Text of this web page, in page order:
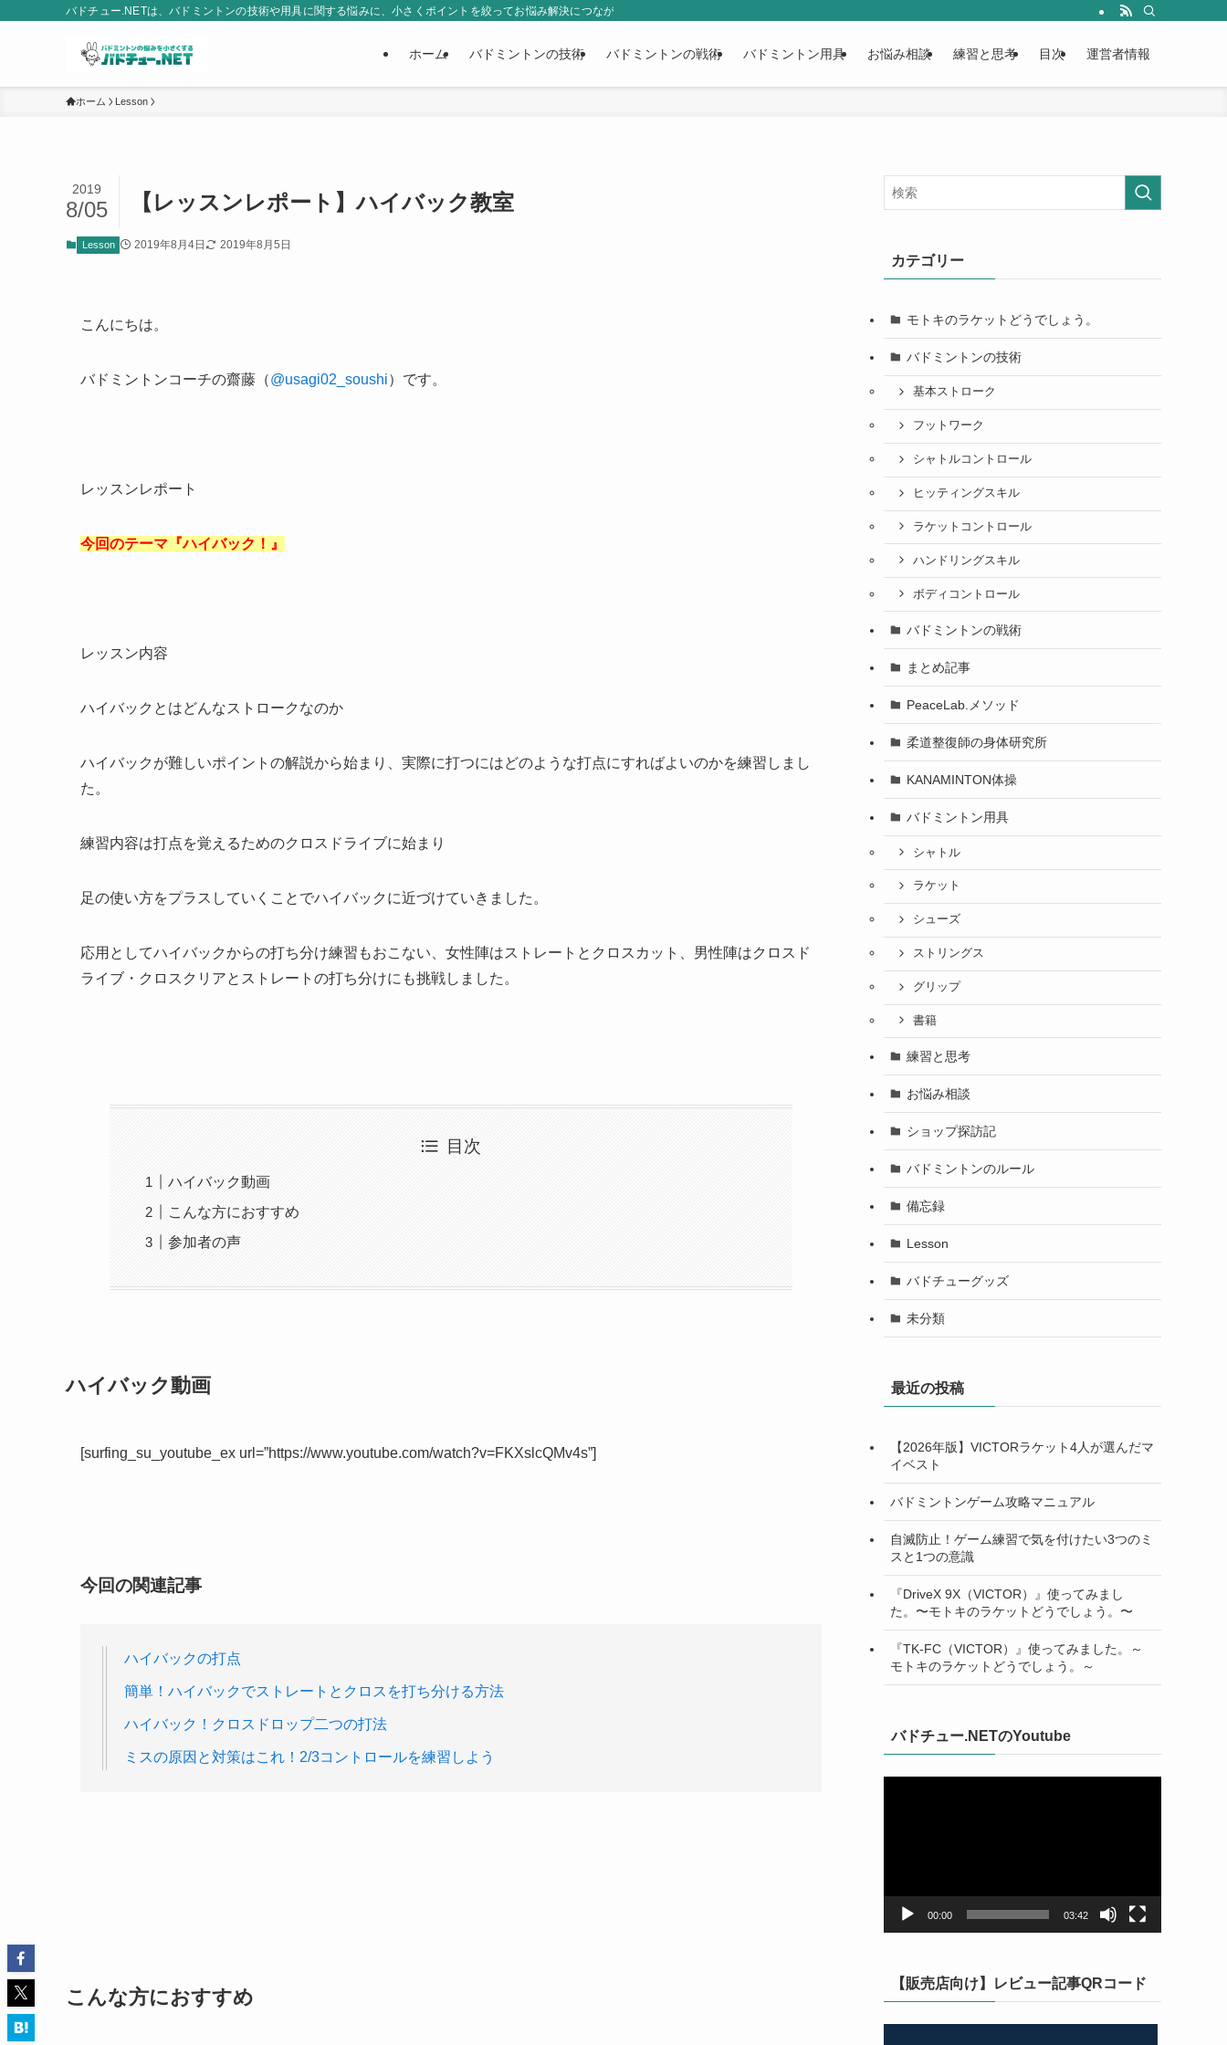
バドチュー.NETは、バドミントンの技術や用具に関する悩みに、小さくポイントを絞ってお悩み解決につながるノウハウを発信していくメディアです。
ホーム バドミントンの技術 バドミントンの戦術 バドミントン用具 お悩み相談 練習と思考 目次 運営者情報
ホーム Lesson
【レッスンレポート】ハイバック教室
2019
8/05
Lesson 2019年8月4日 2019年8月5日
こんにちは。
バドミントンコーチの齋藤（@usagi02_soushi）です。
レッスンレポート
今回のテーマ『ハイバック！』
レッスン内容
ハイバックとはどんなストロークなのか
ハイバックが難しいポイントの解説から始まり、実際に打つにはどのような打点にすればよいのかを練習しまし
た。
練習内容は打点を覚えるためのクロスドライブに始まり
足の使い方をプラスしていくことでハイバックに近づけていきました。
応用としてハイバックからの打ち分け練習もおこない、女性陣はストレートとクロスカット、男性陣はクロスド
ライブ・クロスクリアとストレートの打ち分けにも挑戦しました。
目次
ハイバック動画
こんな方におすすめ
参加者の声
ハイバック動画
[surfing_su_youtube_ex url=”https://www.youtube.com/watch?v=FKXslcQMv4s”]
今回の関連記事
ハイバックの打点
簡単！ハイバックでストレートとクロスを打ち分ける方法
ハイバック！クロスドロップ二つの打法
ミスの原因と対策はこれ！2/3コントロールを練習しよう
こんな方におすすめ
カテゴリー
モトキのラケットどうでしょう。
バドミントンの技術
基本ストローク
フットワーク
シャトルコントロール
ヒッティングスキル
ラケットコントロール
ハンドリングスキル
ボディコントロール
バドミントンの戦術
まとめ記事
PeaceLab.メソッド
柔道整復師の身体研究所
KANAMINTON体操
バドミントン用具
シャトル
ラケット
シューズ
ストリングス
グリップ
書籍
練習と思考
お悩み相談
ショップ探訪記
バドミントンのルール
備忘録
Lesson
バドチューグッズ
未分類
最近の投稿
【2026年版】VICTORラケット4人が選んだマ
イベスト
バドミントンゲーム攻略マニュアル
自滅防止！ゲーム練習で気を付けたい3つのミ
スと1つの意識
『DriveX 9X（VICTOR）』使ってみまし
た。〜モトキのラケットどうでしょう。〜
『TK-FC（VICTOR）』使ってみました。～
モトキのラケットどうでしょう。～
バドチュー.NETのYoutube
00:00 03:42
【販売店向け】レビュー記事QRコード